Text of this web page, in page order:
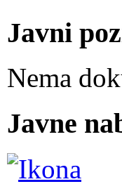
Javni
Nema
Javne